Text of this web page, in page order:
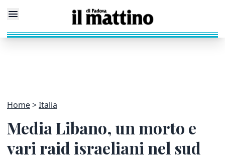
Home Italia
Media Libano, un morto e
vari raid israeliani nel sud